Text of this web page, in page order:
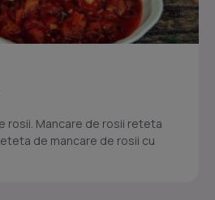
rosii. Mancare de rosii reteta
de mancare de rosii cu